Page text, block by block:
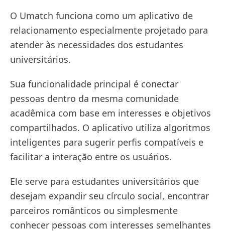
O Umatch funciona como um aplicativo de
relacionamento especialmente projetado para
atender às necessidades dos estudantes
universitários.
Sua funcionalidade principal é conectar
pessoas dentro da mesma comunidade
acadêmica com base em interesses e objetivos
compartilhados. O aplicativo utiliza algoritmos
inteligentes para sugerir perfis compatíveis e
facilitar a interação entre os usuários.
Ele serve para estudantes universitários que
desejam expandir seu círculo social, encontrar
parceiros românticos ou simplesmente
conhecer pessoas com interesses semelhantes